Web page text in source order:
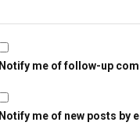
Notify me of follow-up
Notify me of new posts by